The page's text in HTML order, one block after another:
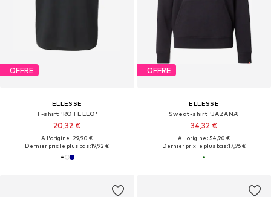
OFFRE
ELLESSE
T-shirt 'ROTELLO'
20,32 €
À l'origine : 29,90 €
Dernier prix le plus bas :19,92 €
OFFRE
ELLESSE
Sweat-shirt 'JAZANA'
34,32 €
À l'origine : 54,90 €
Dernier prix le plus bas :17,96 €